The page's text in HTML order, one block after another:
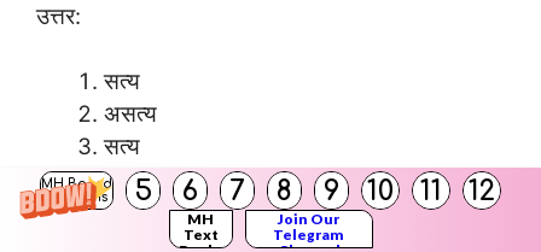
MH Board
Solutions
5 6 7 8 9 10 11 12
MH
Text
Join Our
Telegram
उत्तर:
सत्य
असत्य
सत्य
सत्य